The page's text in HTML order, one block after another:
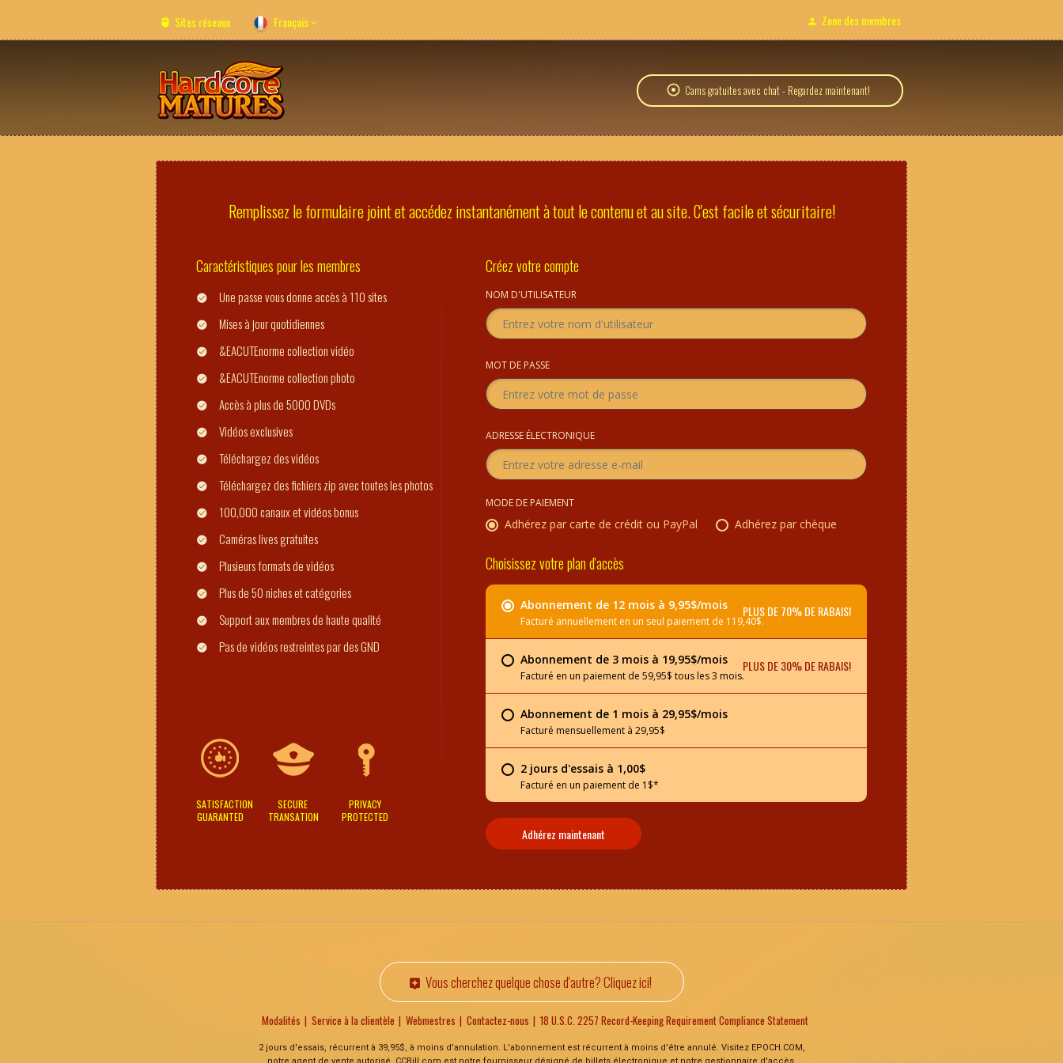
Sites réseaux Français Zone des membres
Cams gratuites avec chat - Regardez maintenant!
Remplissez le formulaire joint et accédez instantanément à tout le contenu et au site. C'est facile et sécuritaire!
Créez votre compte
NOM D'UTILISATEUR
MOT DE PASSE
ADRESSE ÉLECTRONIQUE
MODE DE PAIEMENT
Adhérez par carte de crédit ou PayPal Adhérez par chèque
Choisissez votre plan d'accès
Abonnement de 12 mois à 9,95$/mois
Facturé annuellement en un seul paiement de 119,40$.
PLUS DE 70% DE RABAIS!
Abonnement de 3 mois à 19,95$/mois
Facturé en un paiement de 59,95$ tous les 3 mois.
PLUS DE 30% DE RABAIS!
Abonnement de 1 mois à 29,95$/mois
Facturé mensuellement à 29,95$
2 jours d'essais à 1,00$
Facturé en un paiement de 1$*
Adhérez maintenant
Caractéristiques pour les membres
Une passe vous donne accès à 110 sites
Mises à jour quotidiennes
&EACUTEnorme collection vidéo
&EACUTEnorme collection photo
Accès à plus de 5000 DVDs
Vidéos exclusives
Téléchargez des vidéos
Téléchargez des fichiers zip avec toutes les photos
100,000 canaux et vidéos bonus
Caméras lives gratuites
Plusieurs formats de vidéos
Plus de 50 niches et catégories
Support aux membres de haute qualité
Pas de vidéos restreintes par des GND
SATISFACTION
GUARANTED
SECURE
TRANSATION
PRIVACY
PROTECTED
Vous cherchez quelque chose d'autre? Cliquez ici!
Modalités Service à la clientèle Webmestres Contactez-nous 18 U.S.C. 2257 Record-Keeping Requirement Compliance Statement
2 jours d'essais, récurrent à 39,95$, à moins d'annulation. L'abonnement est récurrent à moins d'être annulé. Visitez EPOCH.COM,